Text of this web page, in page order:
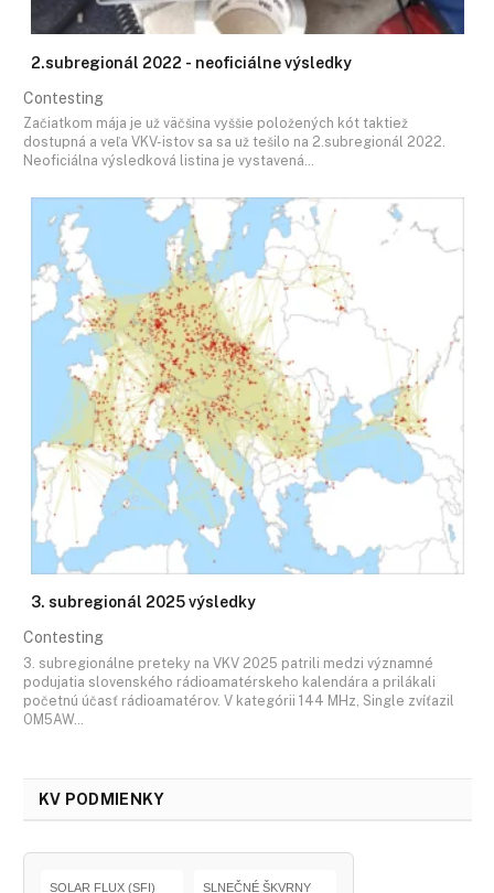
2.subregionál 2022 - neoficiálne výsledky
Contesting
Začiatkom mája je už väčšina vyššie položených kót taktiež
dostupná a veľa VKV-istov sa sa už tešilo na 2.subregionál 2022.
Neoficiálna výsledková listina je vystavená…
3. subregionál 2025 výsledky
Contesting
3. subregionálne preteky na VKV 2025 patrili medzi významné
podujatia slovenského rádioamatérskeho kalendára a prilákali
početnú účasť rádioamatérov. V kategórii 144 MHz, Single zvíťazil
OM5AW…
KV PODMIENKY
SOLAR FLUX (SFI) SLNEČNÉ ŠKVRNY